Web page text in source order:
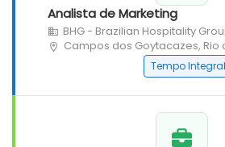
Analista de Marketing
BHG - Brazilian Hospitality
Campos dos Goytacazes, Rio
Tempo Integral